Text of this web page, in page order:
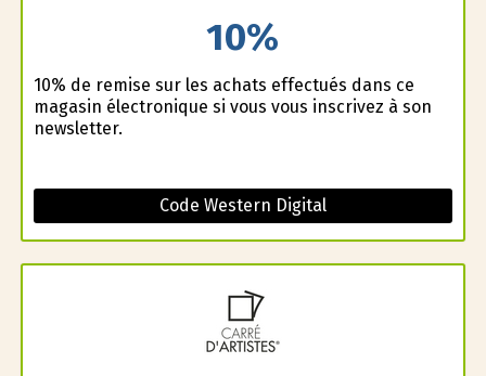
10%
10% de remise sur les achats effectués dans ce
magasin électronique si vous vous inscrivez à son
newsletter.
Code Western Digital